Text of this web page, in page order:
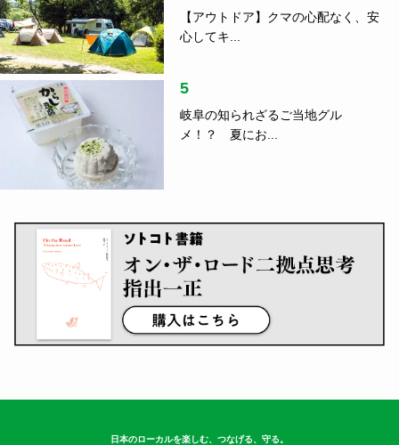
【アウトドア】クマの心配なく、安
心してキ...
5
岐阜の知られざるご当地グル
メ！？ 夏にお...
日本のローカルを楽しむ、つなげる、守る。